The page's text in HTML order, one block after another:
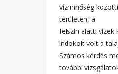
vízminőség
területen, a
felszín alatti vizek
indokolt volt a
Számos kérdés
további